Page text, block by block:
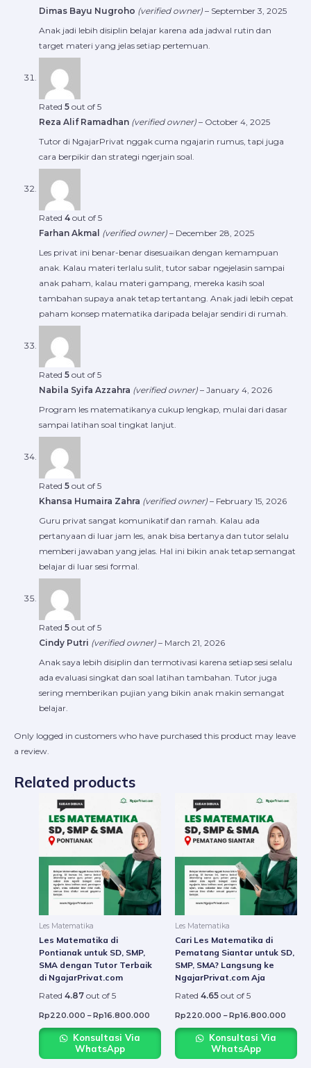
Dimas Bayu Nugroho (verified owner) – September 3, 2025
Anak jadi lebih disiplin belajar karena ada jadwal rutin dan
target materi yang jelas setiap pertemuan.
Rated 5 out of 5
Reza Alif Ramadhan (verified owner) – October 4, 2025
Tutor di NgajarPrivat nggak cuma ngajarin rumus, tapi juga
cara berpikir dan strategi ngerjain soal.
Rated 4 out of 5
Farhan Akmal (verified owner) – December 28, 2025
Les privat ini benar-benar disesuaikan dengan kemampuan
anak. Kalau materi terlalu sulit, tutor sabar ngejelasin sampai
anak paham, kalau materi gampang, mereka kasih soal
tambahan supaya anak tetap tertantang. Anak jadi lebih cepat
paham konsep matematika daripada belajar sendiri di rumah.
Rated 5 out of 5
Nabila Syifa Azzahra (verified owner) – January 4, 2026
Program les matematikanya cukup lengkap, mulai dari dasar
sampai latihan soal tingkat lanjut.
Rated 5 out of 5
Khansa Humaira Zahra (verified owner) – February 15, 2026
Guru privat sangat komunikatif dan ramah. Kalau ada
pertanyaan di luar jam les, anak bisa bertanya dan tutor selalu
memberi jawaban yang jelas. Hal ini bikin anak tetap semangat
belajar di luar sesi formal.
Rated 5 out of 5
Cindy Putri (verified owner) – March 21, 2026
Anak saya lebih disiplin dan termotivasi karena setiap sesi selalu
ada evaluasi singkat dan soal latihan tambahan. Tutor juga
sering memberikan pujian yang bikin anak makin semangat
belajar.
Only logged in customers who have purchased this product may leave
a review.
Related products
Les Matematika
Les Matematika di
Pontianak untuk SD, SMP,
SMA dengan Tutor Terbaik
di NgajarPrivat.com
Rated 4.87 out of 5
Rp220.000 – Rp16.800.000
Rp220.000
through
Rp16.800.000
This
has
multiple
variants.
The
options
may
chosen
the
product
Konsultasi Via
WhatsApp
Les Matematika
Cari Les Matematika di
Pematang Siantar untuk SD,
SMP, SMA? Langsung ke
NgajarPrivat.com Aja
Rated 4.65 out of 5
Rp220.000 – Rp16.800.000
This
has
The
may
on
Konsultasi Via
WhatsApp